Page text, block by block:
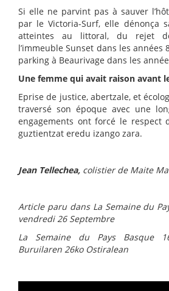
Si elle ne parvint pas à sauver
par le Victoria-Surf, elle dénonça
atteintes au littoral, du rejet
l’immeuble Sunset dans les années
parking à Beaurivage dans les
Une femme qui avait raison avant
Eprise de justice, abertzale, et
traversé son époque avec une
engagements ont forcé le respect
guztientzat eredu izango zara.
Jean Tellechea, colistier de Maite
Article paru dans La Semaine du
vendredi 26 Septembre
La Semaine du Pays Basque
Buruilaren 26ko Ostiralean